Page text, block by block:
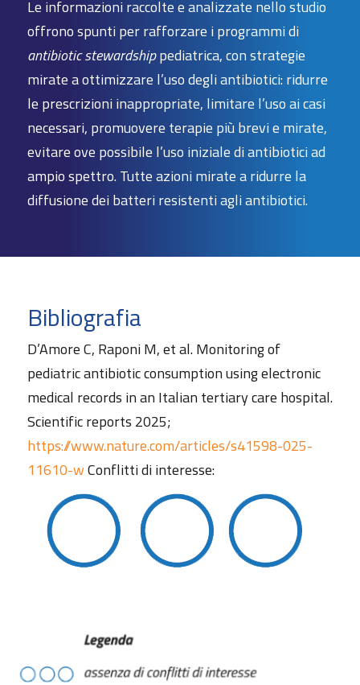
Le informazioni raccolte e analizzate nello studio
offrono spunti per rafforzare i programmi di
antibiotic stewardshippediatrica, con strategie
mirate a ottimizzare l’uso degli antibiotici: ridurre
le prescrizioni inappropriate, limitare l’uso ai casi
necessari, promuovere terapie più brevi e mirate,
evitare ove possibile l’uso iniziale di antibiotici ad
ampio spettro. Tutte azioni mirate a ridurre la
diffusione dei batteri resistenti agli antibiotici.
Bibliografia
D’Amore C, Raponi M, et al. Monitoring of
pediatric antibiotic consumption using electronic
medical records in an Italian tertiary care hospital.
Scientific reports 2025;
https://www.nature.com/articles/s41598-025-
11610-wConflitti di interesse: